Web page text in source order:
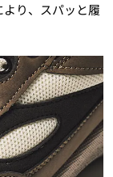
り、スパッと履